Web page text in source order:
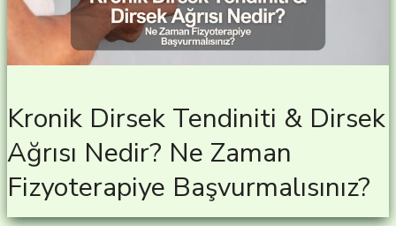
Kronik Dirsek Tendiniti & Dirsek
Ağrısı Nedir? Ne Zaman
Fizyoterapiye Başvurmalısınız?